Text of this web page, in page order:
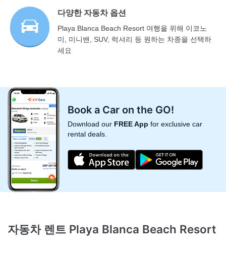
다양한 자동차 옵션
Playa Blanca Beach Resort 여행을 위해 이코노
미, 미니밴, SUV, 럭셔리 등 원하는 차종을 선택하
세요
Book a Car on the GO!
Download our FREE App for exclusive car
rental deals.
자동차 렌트 Playa Blanca Beach Resort